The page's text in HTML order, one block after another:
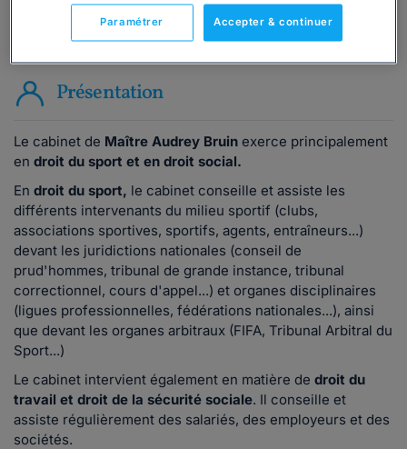
Vous êtes avocat ?
Présentation
Le cabinet de Maître Audrey Bruin exerce principalement
en droit du sport et en droit social.
En droit du sport, le cabinet conseille et assiste les
différents intervenants du milieu sportif (clubs,
associations sportives, sportifs, agents, entraîneurs...)
devant les juridictions nationales (conseil de
prud'hommes, tribunal de grande instance, tribunal
correctionnel, cours d'appel...) et organes disciplinaires
(ligues professionnelles, fédérations nationales...), ainsi
que devant les organes arbitraux (FIFA, Tribunal Arbitral du
Sport...)
Le cabinet intervient également en matière de droit du
travail et droit de la sécurité sociale. Il conseille et
assiste régulièrement des salariés, des employeurs et des
sociétés.
Accepter & continuer
Paramétrer